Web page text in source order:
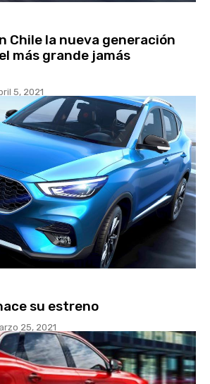
Chile la nueva generación
más grande jamás
5, 2021
su estreno
25, 2021